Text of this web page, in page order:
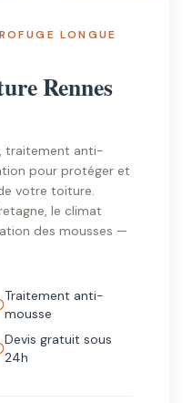
LONGUE
Rennes
traitement anti-
pour protéger et
votre toiture.
le climat
des mousses —
Traitement anti-
mousse
Devis gratuit sous
24h